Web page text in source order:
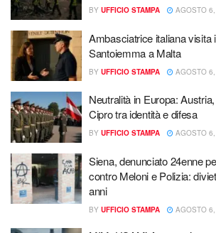
BY UFFICIO STAMPA AGOSTO
Ambasciatrice italiana visita
Santoiemma a Malta
BY UFFICIO STAMPA AGOSTO
Neutralità in Europa:
Cipro tra identità e difesa
BY UFFICIO STAMPA AGOSTO
Siena, denunciato 24enne
contro Meloni e Polizia:
anni
BY UFFICIO STAMPA AGOSTO